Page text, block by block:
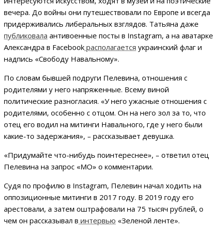
вечера. До войны они путешествовали по Европе и всегда
придерживались либеральных взглядов. Татьяна даже
публиковала антивоенные посты в Instagram, а на аватарке
Александра в Facebook располагается украинский флаг и
надпись «Свободу Навальному».
По словам бывшей подруги Пелевина, отношения c
родителями у него напряженные. Всему виной
политические разногласия. «У него ужасные отношения с
родителями, особенно с отцом. Он на него зол за то, что
отец его водил на митинги Навального, где у него были
какие-то задержания», – рассказывает девушка.
«Придумайте что-нибудь поинтереснее», – ответил отец
Пелевина на запрос «МО» о комментарии.
Судя по профилю в Instagram, Пелевин начал ходить на
оппозиционные митинги в 2017 году. В 2019 году его
арестовали, а затем оштрафовали на 75 тысяч рублей, о
чем он рассказывал в интервью «Зеленой ленте».